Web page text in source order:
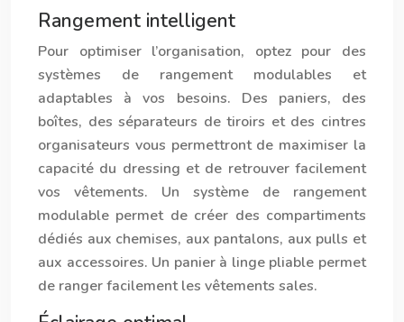
Rangement intelligent
Pour optimiser l’organisation, optez pour des
systèmes de rangement modulables et
adaptables à vos besoins. Des paniers, des
boîtes, des séparateurs de tiroirs et des cintres
organisateurs vous permettront de maximiser la
capacité du dressing et de retrouver facilement
vos vêtements. Un système de rangement
modulable permet de créer des compartiments
dédiés aux chemises, aux pantalons, aux pulls et
aux accessoires. Un panier à linge pliable permet
de ranger facilement les vêtements sales.